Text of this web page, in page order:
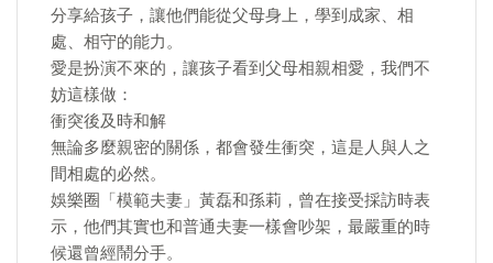
分享給孩子，讓他們能從父母身上，學到成家、相
處、相守的能力。
愛是扮演不來的，讓孩子看到父母相親相愛，我們不
妨這樣做：
衝突後及時和解
無論多麼親密的關係，都會發生衝突，這是人與人之
間相處的必然。
娛樂圈「模範夫妻」黃磊和孫莉，曾在接受採訪時表
示，他們其實也和普通夫妻一樣會吵架，最嚴重的時
候還曾經鬧分手。